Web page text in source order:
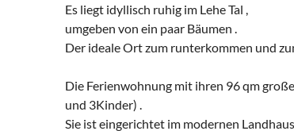
Es liegt idyllisch ruhig im Lehe Tal ,
umgeben von ein paar Bäumen .
Der ideale Ort zum runterkommen und
Die Ferienwohnung mit ihren 96 qm
und 3Kinder) .
Sie ist eingerichtet im modernen